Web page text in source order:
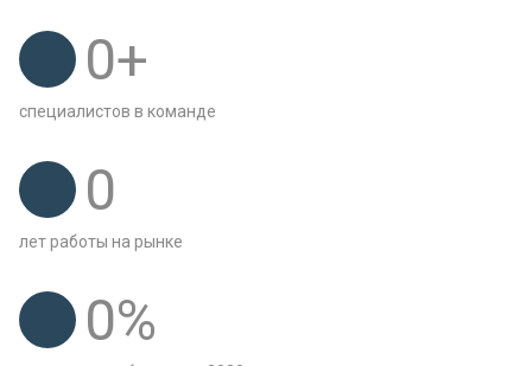
0+
специалистов в команде
0
лет работы на рынке
0%